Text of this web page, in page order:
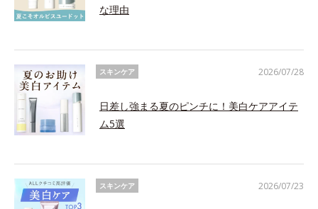
な理由
スキンケア
日差し強まる夏のピンチに！美白ケアアイテ
ム5選
2026/07/28
スキンケア 2026/07/23